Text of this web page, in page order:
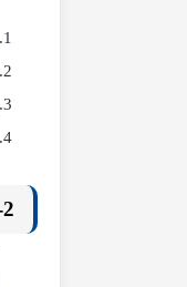
2- برنامج